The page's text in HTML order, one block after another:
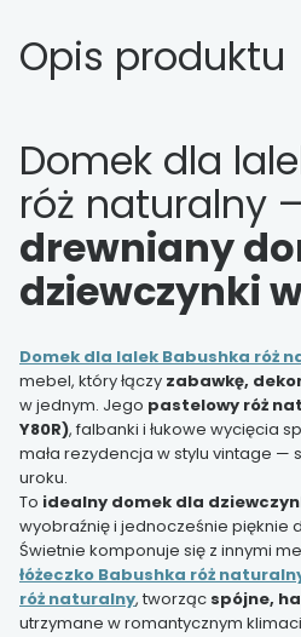
Opis produktu
Domek dla
róż naturalny –
drewniany
dziewczynki
Domek dla lalek Babushka róż
mebel, który łączy zabawkę,
w jednym. Jego pastelowy róż
Y80R), falbanki i łukowe wycięcia
mała rezydencja w stylu vintage —
uroku.
To idealny domek dla
wyobraźnię i jednocześnie pięknie
Świetnie komponuje się z innymi
łóżeczko Babushka róż
róż naturalny, tworząc spójne,
utrzymane w romantycznym